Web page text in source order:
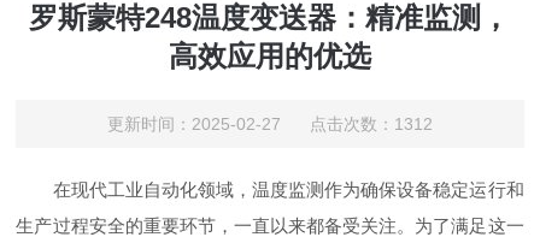
罗斯蒙特248温度变送器：精准监测，
高效应用的优选
更新时间：2025-02-27 点击次数：1312
在现代工业自动化领域，温度监测作为确保设备稳定运行和
生产过程安全的重要环节，一直以来都备受关注。为了满足这一